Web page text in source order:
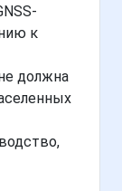
к
должна